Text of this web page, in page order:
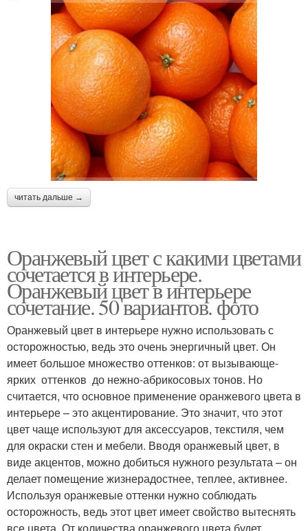
читать дальше →
Оранжевый цвет с какими цветами
сочетается в интерьере.
Оранжевый цвет в интерьере
сочетание. 50 вариантов. фото
Оранжевый цвет в интерьере нужно использовать с
осторожностью, ведь это очень энергичный цвет. Он
имеет большое множество оттенков: от вызывающе-
ярких оттенков до нежно-абрикосовых тонов. Но
считается, что основное применение оранжевого цвета в
интерьере – это акцентирование. Это значит, что этот
цвет чаще используют для аксессуаров, текстиля, чем
для окраски стен и мебели. Вводя оранжевый цвет, в
виде акцентов, можно добиться нужного результата – он
делает помещение жизнерадостнее, теплее, активнее.
Используя оранжевые оттенки нужно соблюдать
осторожность, ведь этот цвет имеет свойство вытеснять
все цвета. От количества оранжевого цвета будет